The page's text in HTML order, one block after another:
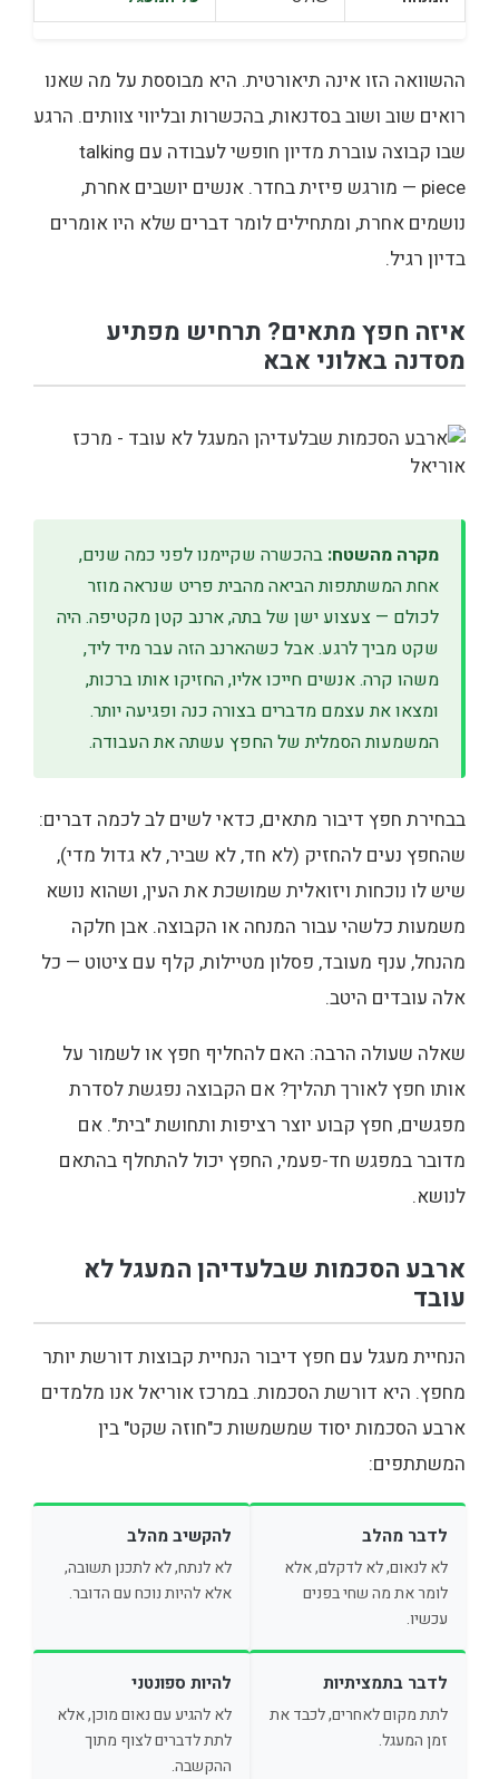
ההשוואה הזו אינה תיאורטית. היא מבוססת על מה שאנו
רואים שוב ושוב בסדנאות, בהכשרות ובליווי צוותים. הרגע
שבו קבוצה עוברת מדיון חופשי לעבודה עם talking
piece — מורגש פיזית בחדר. אנשים יושבים אחרת,
נושמים אחרת, ומתחילים לומר דברים שלא היו אומרים
בדיון רגיל.
איזה חפץ מתאים? תרחיש מפתיע
מסדנה באלוני אבא
מקרה מהשטח: בהכשרה שקיימנו לפני כמה שנים,
אחת המשתתפות הביאה מהבית פריט שנראה מוזר
לכולם — צעצוע ישן של בתה, ארנב קטן מקטיפה. היה
שקט מביך לרגע. אבל כשהארנב הזה עבר מיד ליד,
משהו קרה. אנשים חייכו אליו, החזיקו אותו ברכות,
ומצאו את עצמם מדברים בצורה כנה ופגיעה יותר.
המשמעות הסמלית של החפץ עשתה את העבודה.
בבחירת חפץ דיבור מתאים, כדאי לשים לב לכמה דברים:
שהחפץ נעים להחזיק (לא חד, לא שביר, לא גדול מדי),
שיש לו נוכחות ויזואלית שמושכת את העין, ושהוא נושא
משמעות כלשהי עבור המנחה או הקבוצה. אבן חלקה
מהנחל, ענף מעובד, פסלון מטיילות, קלף עם ציטוט — כל
אלה עובדים היטב.
שאלה שעולה הרבה: האם להחליף חפץ או לשמור על
אותו חפץ לאורך תהליך? אם הקבוצה נפגשת לסדרת
מפגשים, חפץ קבוע יוצר רציפות ותחושת "בית". אם
מדובר במפגש חד-פעמי, החפץ יכול להתחלף בהתאם
לנושא.
ארבע הסכמות שבלעדיהן המעגל לא
עובד
הנחיית מעגל עם חפץ דיבור הנחיית קבוצות דורשת יותר
מחפץ. היא דורשת הסכמות. במרכז אוריאל אנו מלמדים
ארבע הסכמות יסוד שמשמשות כ"חוזה שקט" בין
המשתתפים:
לדבר מהלב
לא לנאום, לא לדקלם, אלא
לומר את מה שחי בפנים
עכשיו.
להקשיב מהלב
לא לנתח, לא לתכנן תשובה,
אלא להיות נוכח עם הדובר.
לדבר בתמציתיות
לתת מקום לאחרים, לכבד את
זמן המעגל.
להיות ספונטני
לא להגיע עם נאום מוכן, אלא
לתת לדברים לצוף מתוך
ההקשבה.